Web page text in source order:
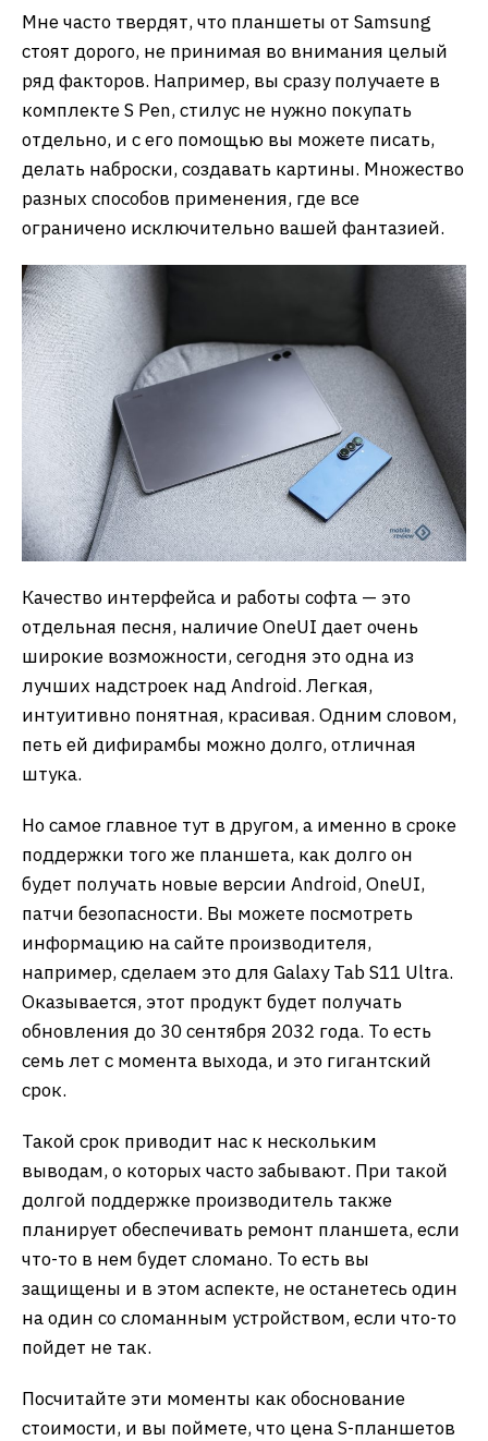
Мне часто твердят, что планшеты от Samsung
стоят дорого, не принимая во внимания целый
ряд факторов. Например, вы сразу получаете в
комплекте S Pen, стилус не нужно покупать
отдельно, и с его помощью вы можете писать,
делать наброски, создавать картины. Множество
разных способов применения, где все
ограничено исключительно вашей фантазией.
Качество интерфейса и работы софта — это
отдельная песня, наличие OneUI дает очень
широкие возможности, сегодня это одна из
лучших надстроек над Android. Легкая,
интуитивно понятная, красивая. Одним словом,
петь ей дифирамбы можно долго, отличная
штука.
Но самое главное тут в другом, а именно в сроке
поддержки того же планшета, как долго он
будет получать новые версии Android, OneUI,
патчи безопасности. Вы можете посмотреть
информацию на сайте производителя,
например, сделаем это для Galaxy Tab S11 Ultra.
Оказывается, этот продукт будет получать
обновления до 30 сентября 2032 года. То есть
семь лет с момента выхода, и это гигантский
срок.
Такой срок приводит нас к нескольким
выводам, о которых часто забывают. При такой
долгой поддержке производитель также
планирует обеспечивать ремонт планшета, если
что-то в нем будет сломано. То есть вы
защищены и в этом аспекте, не останетесь один
на один со сломанным устройством, если что-то
пойдет не так.
Посчитайте эти моменты как обоснование
стоимости, и вы поймете, что цена S-планшетов